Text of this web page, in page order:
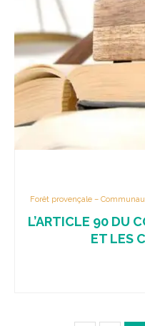
Forêt provençale –
L’ARTICLE 90 DU
ET LES